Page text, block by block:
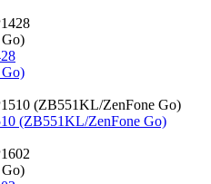
(ZB551KL/ZenFone Go)